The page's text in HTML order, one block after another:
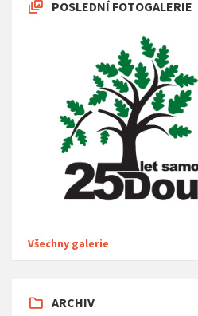
POSLEDNÍ FOTOGALERIE
Všechny galerie
ARCHIV